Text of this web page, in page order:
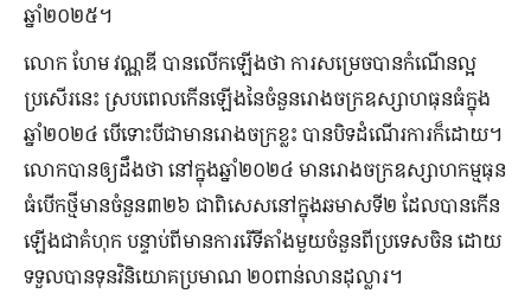
ឆ្នាំ២០២៥។
លោក ហែម វណ្ណឌី បានលើកឡើងថា ការសម្រេចបានកំណើនល្អ
ប្រសើរនេះ ស្របពេលកើនឡើងនៃចំនួនរោងចក្រឧស្សាហធុនធំក្នុង
ឆ្នាំ២០២៤ បើទោះបីជាមានរោងចក្រខ្លះ បានបិទដំណើរការក៏ដោយ។
លោកបានឲ្យដឹងថា នៅក្នុងឆ្នាំ២០២៤ មានរោងចក្រឧស្សាហកម្មធុន
ធំបើកថ្មីមានចំនួន៣២៦ ជាពិសេសនៅក្នុងឆមាសទី២ ដែលបានកើន
ឡើងជាគំហុក បន្ទាប់ពីមានការរើទីតាំងមួយចំនួនពីប្រទេសចិន ដោយ
ទទួលបានទុនវិនិយោគប្រមាណ ២០ពាន់លានដុល្លារ​។